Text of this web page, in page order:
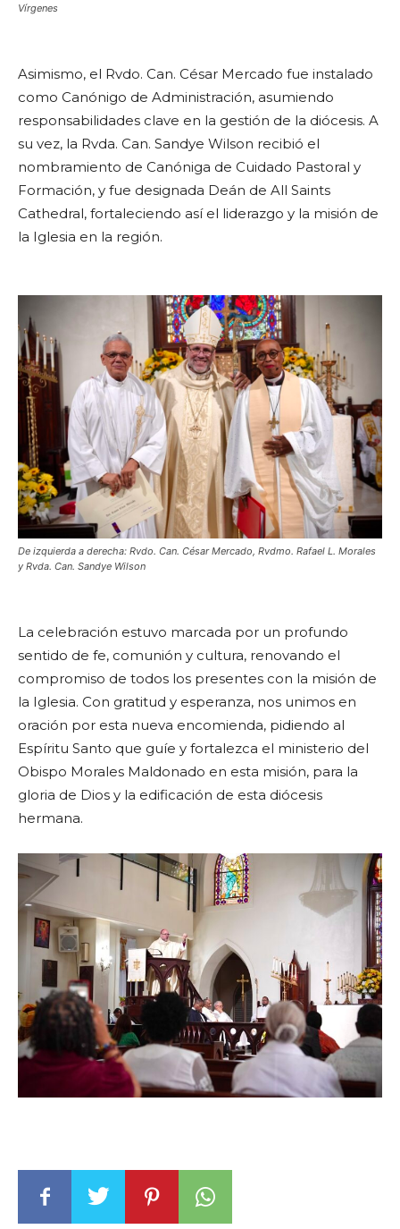
Vírgenes
Asimismo, el Rvdo. Can. César Mercado fue instalado
como Canónigo de Administración, asumiendo
responsabilidades clave en la gestión de la diócesis. A
su vez, la Rvda. Can. Sandye Wilson recibió el
nombramiento de Canóniga de Cuidado Pastoral y
Formación, y fue designada Deán de All Saints
Cathedral, fortaleciendo así el liderazgo y la misión de
la Iglesia en la región.
De izquierda a derecha: Rvdo. Can. César Mercado, Rvdmo. Rafael L. Morales
y Rvda. Can. Sandye Wilson
La celebración estuvo marcada por un profundo
sentido de fe, comunión y cultura, renovando el
compromiso de todos los presentes con la misión de
la Iglesia. Con gratitud y esperanza, nos unimos en
oración por esta nueva encomienda, pidiendo al
Espíritu Santo que guíe y fortalezca el ministerio del
Obispo Morales Maldonado en esta misión, para la
gloria de Dios y la edificación de esta diócesis
hermana.